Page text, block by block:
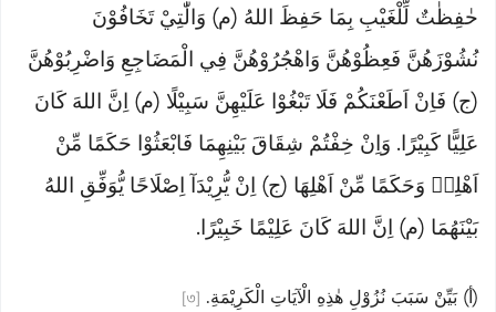
حٰفِظٰتٌ لِّلْغَيْبِ بِمَا حَفِظَ اللهُ (م) وَالّٰتِيْ تَخَافُوْنَ
نُشُوْزَهُنَّ فَعِظُوْهُنَّ وَاهْجُرُوْهُنَّ فِي الْمَضَاجِعِ وَاضْرِبُوْهُنَّ
(ج) فَاِنْ اَطَعْنَكُمْ فَلَا تَبْغُوْا عَلَيْهِنَّ سَبِيْلًا (م) اِنَّ اللهَ كَانَ
عَلِيًّا كَبِيْرًا. وَاِنْ خِفْتُمْ شِقَاقَ بَيْنِهِمَا فَابْعَثُوْا حَكَمًا مِّنْ
اَهْلِهٖ وَحَكَمًا مِّنْ اَهْلِهَا (ج) اِنْ يُّرِيْدَآ اِصْلَاحًا يُّوَفِّقِ اللهُ
بَيْنَهُمَا (م) اِنَّ اللهَ كَانَ عَلِيْمًا خَبِيْرًا.
(أ) بَيِّنْ سَبَبَ نُزُوْلِ هٰذِهِ الْآيَاتِ الْكَرِيْمَةِ. [৩]